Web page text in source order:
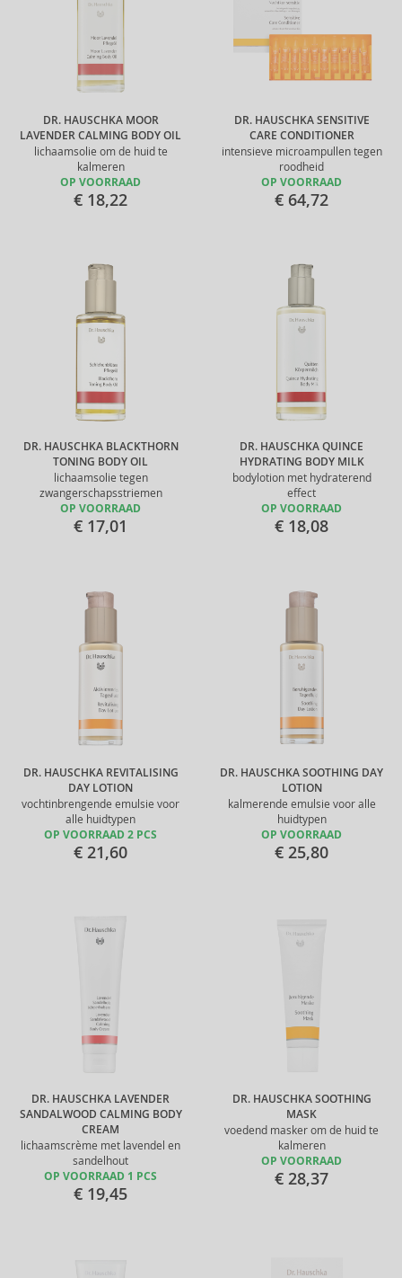
DR. HAUSCHKA MOOR
LAVENDER CALMING BODY OIL
lichaamsolie om de huid te
kalmeren
OP VOORRAAD
€ 18,22
DR. HAUSCHKA SENSITIVE
CARE CONDITIONER
intensieve microampullen tegen
roodheid
OP VOORRAAD
€ 64,72
DR. HAUSCHKA BLACKTHORN
TONING BODY OIL
lichaamsolie tegen
zwangerschapsstriemen
OP VOORRAAD
€ 17,01
DR. HAUSCHKA QUINCE
HYDRATING BODY MILK
bodylotion met hydraterend
effect
OP VOORRAAD
€ 18,08
DR. HAUSCHKA REVITALISING
DAY LOTION
vochtinbrengende emulsie voor
alle huidtypen
OP VOORRAAD 2 PCS
€ 21,60
DR. HAUSCHKA SOOTHING DAY
LOTION
kalmerende emulsie voor alle
huidtypen
OP VOORRAAD
€ 25,80
DR. HAUSCHKA LAVENDER
SANDALWOOD CALMING BODY
CREAM
lichaamscrème met lavendel en
sandelhout
OP VOORRAAD 1 PCS
€ 19,45
DR. HAUSCHKA SOOTHING
MASK
voedend masker om de huid te
kalmeren
OP VOORRAAD
€ 28,37